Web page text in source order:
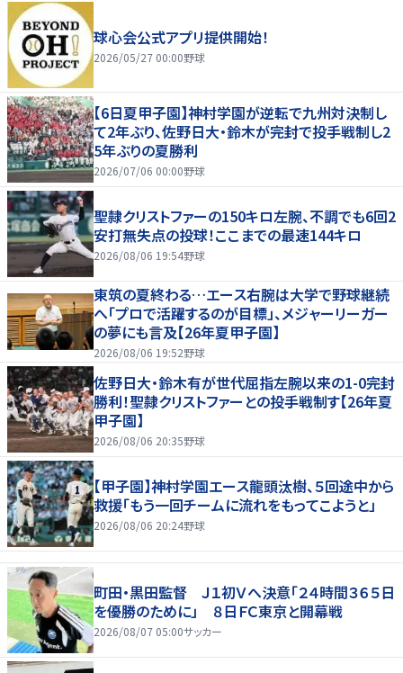
球心会公式アプリ提供開始！
2026/05/27 00:00野球
【6日夏甲子園】神村学園が逆転で九州対決制し
て2年ぶり、佐野日大・鈴木が完封で投手戦制し2
5年ぶりの夏勝利
2026/07/06 00:00野球
聖隷クリストファーの150キロ左腕、不調でも6回2
安打無失点の投球！ここまでの最速144キロ
2026/08/06 19:54野球
東筑の夏終わる…エース右腕は大学で野球継続
へ「プロで活躍するのが目標」、メジャーリーガー
の夢にも言及【26年夏甲子園】
2026/08/06 19:52野球
佐野日大・鈴木有が世代屈指左腕以来の1-0完封
勝利！聖隷クリストファーとの投手戦制す【26年夏
甲子園】
2026/08/06 20:35野球
【甲子園】神村学園エース龍頭汰樹、５回途中から
救援「もう一回チームに流れをもってこようと」
2026/08/06 20:24野球
町田・黒田監督 Ｊ１初Ｖへ決意「２４時間３６５日
を優勝のために」 ８日ＦＣ東京と開幕戦
2026/08/07 05:00サッカー